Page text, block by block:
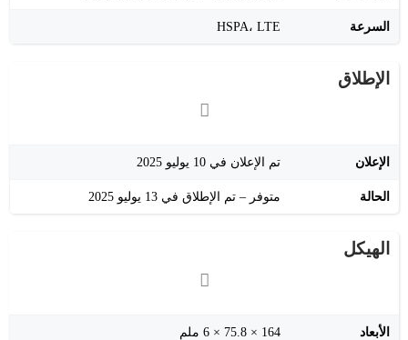
السرعة HSPA، LTE
الإطلاق
الإعلان تم الإعلان في 10 يوليو 2025
الحالة متوفر – تم الإطلاق في 13 يوليو 2025
الهيكل
الأبعاد 164 × 75.8 × 6 ملم